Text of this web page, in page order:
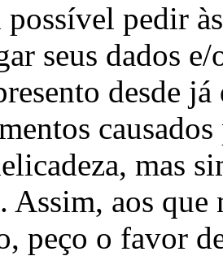
pedir
seus dados
desde
mas
Assim, aos
peço o favor